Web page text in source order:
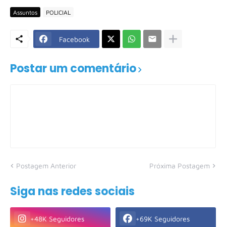
Assuntos POLICIAL
Facebook
Postar um comentário
Postagem Anterior Próxima Postagem
Siga nas redes sociais
+48K Seguidores +69K Seguidores